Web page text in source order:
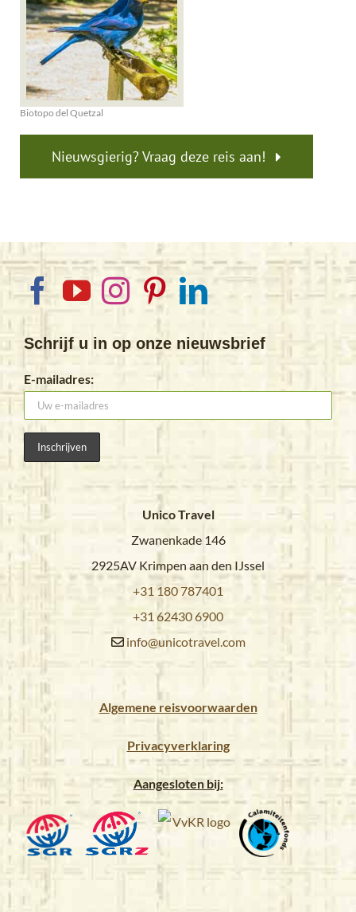
Biotopo del Quetzal
Nieuwsgierig? Vraag deze reis aan!
Schrijf u in op onze nieuwsbrief
E-mailadres:
Unico Travel
Zwanenkade 146
2925AV Krimpen aan den IJssel
+31 180 787401
+31 62430 6900
info@unicotravel.com
Algemene reisvoorwaarden
Privacyverklaring
Aangesloten bij: